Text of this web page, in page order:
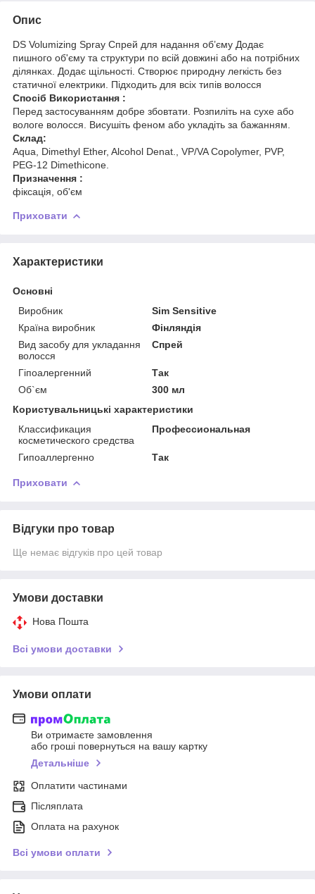
Опис
DS Volumizing Spray Спрей для надання об’єму Додає
пишного об'єму та структури по всій довжині або на потрібних
ділянках. Додає щільності. Створює природну легкість без
статичної електрики. Підходить для всіх типів волосся
Спосіб Використання :
Перед застосуванням добре збовтати. Розпиліть на сухе або
вологе волосся. Висушіть феном або укладіть за бажанням.
Склад:
Aqua, Dimethyl Ether, Alcohol Denat., VP/VA Copolymer, PVP,
PEG-12 Dimethicone.
Призначення :
фіксація, об'єм
Приховати
Характеристики
Основні
Виробник
Sim Sensitive
Країна виробник
Фінляндія
Вид засобу для укладання
волосся
Спрей
Гіпоалергенний
Так
Об`єм
300 мл
Користувальницькі характеристики
Классификация
косметического средства
Профессиональная
Гипоаллергенно Так
Приховати
Відгуки про товар
Ще немає відгуків про цей товар
Умови доставки
Нова Пошта
Всі умови доставки
Умови оплати
Ви отримаєте замовлення
або гроші повернуться на вашу картку
Детальніше
Оплатити частинами
Післяплата
Оплата на рахунок
Всі умови оплати